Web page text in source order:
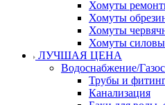
Хомуты
Хомуты
Хомуты
Хомуты
ЛУЧШАЯ ЦЕНА
Водоснабжение/
Трубы и
Канализация